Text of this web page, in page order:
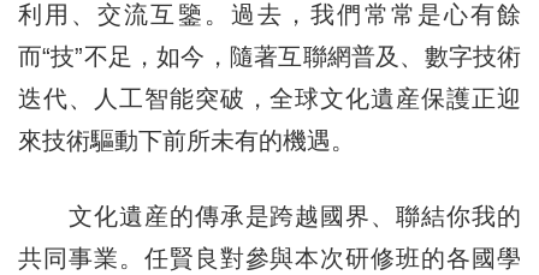
利用、交流互鑒。過去，我們常常是心有餘
而“技”不足，如今，隨著互聯網普及、數字技術
迭代、人工智能突破，全球文化遺産保護正迎
來技術驅動下前所未有的機遇。
文化遺産的傳承是跨越國界、聯結你我的
共同事業。任賢良對參與本次研修班的各國學